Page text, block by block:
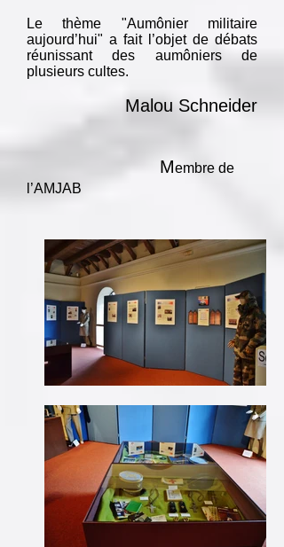
Le thème "Aumônier militaire
aujourd’hui" a fait l’objet de débats
réunissant des aumôniers de
plusieurs cultes.
Malou Schneider
Membre de
l’AMJAB